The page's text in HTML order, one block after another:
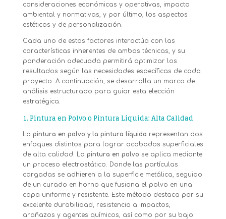
consideraciones económicas y operativas, impacto
ambiental y normativas, y por último, los aspectos
estéticos y de personalización.
Cada uno de estos factores interactúa con las
características inherentes de ambas técnicas, y su
ponderación adecuada permitirá optimizar los
resultados según las necesidades específicas de cada
proyecto. A continuación, se desarrolla un marco de
análisis estructurado para guiar esta elección
estratégica.
1. Pintura en Polvo o Pintura Líquida: Alta Calidad
La pintura en polvo y la pintura líquida representan dos
enfoques distintos para lograr acabados superficiales
de alta calidad. La pintura en polvo se aplica mediante
un proceso electrostático. Donde las partículas
cargadas se adhieren a la superficie metálica, seguido
de un curado en horno que fusiona el polvo en una
capa uniforme y resistente. Este método destaca por su
excelente durabilidad, resistencia a impactos,
arañazos y agentes químicos, así como por su bajo